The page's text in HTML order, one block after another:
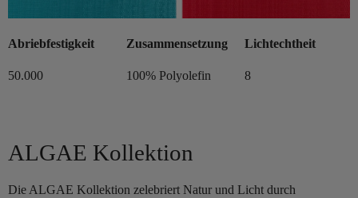
Abriebfestigkeit
50.000
Zusammensetzung
100% Polyolefin
Lichtechtheit
8
ALGAE Kollektion
Die ALGAE Kollektion zelebriert Natur und Licht durch